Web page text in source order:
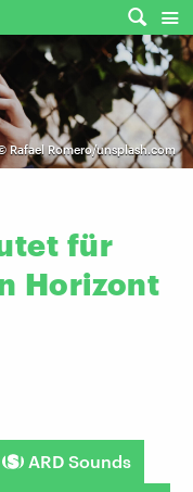
Rafael Romero/unsplash.com
für
Horizont
ARD Sounds